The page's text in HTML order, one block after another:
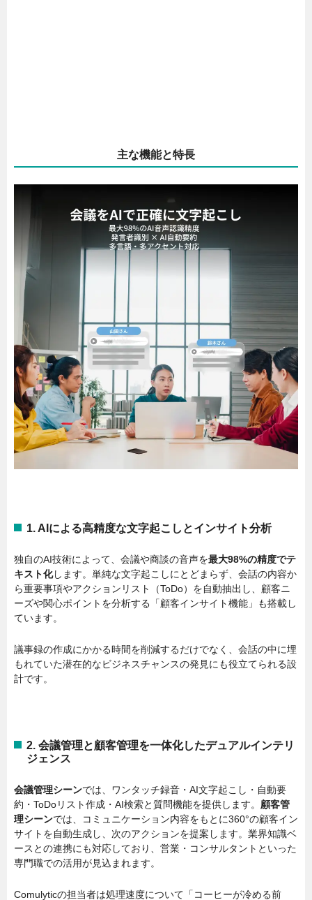
主な機能と特長
1. AIによる高精度な文字起こしとインサイト分析
独自のAI技術によって、会議や商談の音声を最大98%の精度でテ
キスト化します。単純な文字起こしにとどまらず、会話の内容か
ら重要事項やアクションリスト（ToDo）を自動抽出し、顧客ニ
ーズや関心ポイントを分析する「顧客インサイト機能」も搭載し
ています。
議事録の作成にかかる時間を削減するだけでなく、会話の中に埋
もれていた潜在的なビジネスチャンスの発見にも役立てられる設
計です。
2. 会議管理と顧客管理を一体化したデュアルインテリ
ジェンス
会議管理シーンでは、ワンタッチ録音・AI文字起こし・自動要
約・ToDoリスト作成・AI検索と質問機能を提供します。 顧客管
理シーンでは、コミュニケーション内容をもとに360°の顧客イン
サイトを自動生成し、次のアクションを提案します。業界知識ベ
ースとの連携にも対応しており、営業・コンサルタントといった
専門職での活用が見込まれます。
Comulyticの担当者は処理速度について「コーヒーが冷める前